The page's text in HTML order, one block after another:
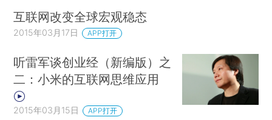
互联网改变全球宏观稳态
2015年03月17日 APP打开
听雷军谈创业经（新编版）之
二：小米的互联网思维应用
2015年03月15日 APP打开